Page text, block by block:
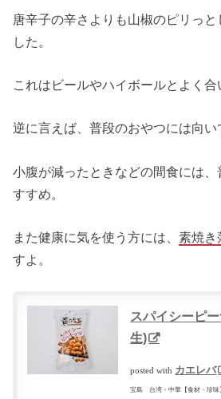
唐辛子の辛さよりも山椒のピリっ
した。
これはビールやハイボールとよく合
逆に言えば、普段のおやつには向い
小腹が減ったときなどの間食には
すすめ。
また健康に気を使う方には、素焼き
すよ。
スパイシーピ
生)
posted with カエレバ
宝島 台湾・中華【食材・珍味